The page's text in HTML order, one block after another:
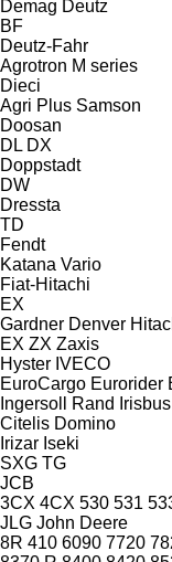
Demag Deutz
BF
Deutz-Fahr
Agrotron M series
Dieci
Agri Plus Samson
Doosan
DL DX
Doppstadt
DW
Dressta
TD
Fendt
Katana Vario
Fiat-Hitachi
EX
Gardner Denver
EX ZX Zaxis
Hyster IVECO
EuroCargo Eurorider
Ingersoll Rand
Irisbus
Citelis Domino
Irizar Iseki
SXG TG
JCB
3CX 4CX 530 531
JLG John Deere
8R 410 6090 7720